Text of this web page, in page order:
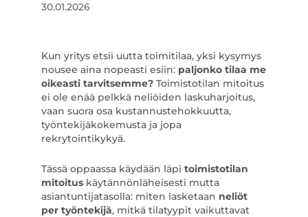
30.01.2026
Kun yritys etsii uutta toimitilaa, yksi kysymys
nousee aina nopeasti esiin: paljonko tilaa me
oikeasti tarvitsemme?Toimistotilan mitoitus
ei ole enää pelkkä neliöiden laskuharjoitus,
vaan suora osa kustannustehokkuutta,
työntekijäkokemusta ja jopa
rekrytointikykyä.
Tässä oppaassa käydään läpi toimistotilan
mitoituskäytännönläheisesti mutta
asiantuntijatasolla: miten lasketaan neliöt
per työntekijä, mitkä tilatyypit vaikuttavat